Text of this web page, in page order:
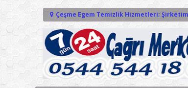
İçeriğe geç
Çeşme Egem Temizlik Hizmetleri;